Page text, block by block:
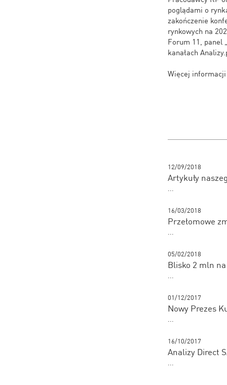
poglądami o
zakończenie
rynkowych na
Forum 11, panel
kanałach
Więcej
12/09/2018
Artykuły
...
16/03/2018
Przełomowe
...
05/02/2018
Blisko 2 mln
...
01/12/2017
Nowy Prezes
...
16/10/2017
Analizy Direct
...